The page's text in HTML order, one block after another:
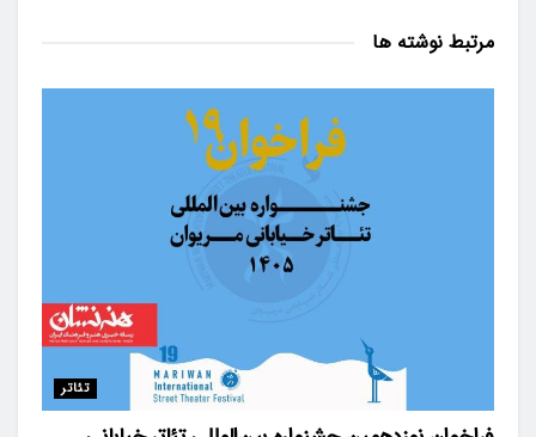
مرتبط نوشته ها
تئاتر